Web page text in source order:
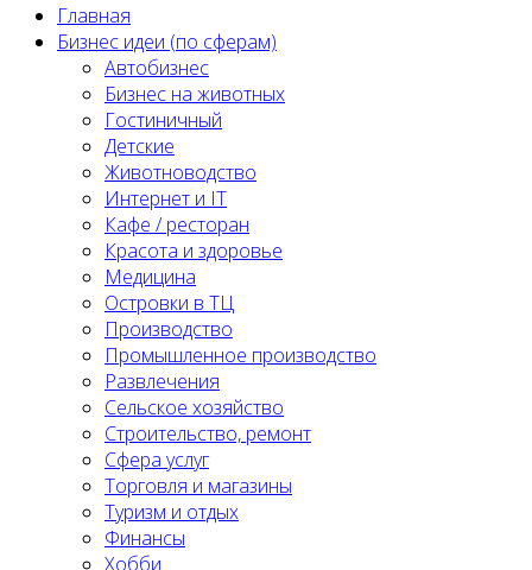
Главная
Бизнес идеи (по сферам)
Автобизнес
Бизнес на животных
Гостиничный
Детские
Животноводство
Интернет и IT
Кафе / ресторан
Красота и здоровье
Медицина
Островки в ТЦ
Производство
Промышленное производство
Развлечения
Сельское хозяйство
Строительство, ремонт
Сфера услуг
Торговля и магазины
Туризм и отдых
Финансы
Хобби